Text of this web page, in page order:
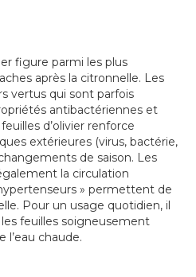
figure parmi les plus
après la citronnelle. Les
vertus qui sont parfois
antibactériennes et
d’olivier renforce
extérieures (virus, bactérie,
de saison. Les
la circulation
» permettent de
Pour un usage quotidien, il
feuilles soigneusement
l’eau chaude.